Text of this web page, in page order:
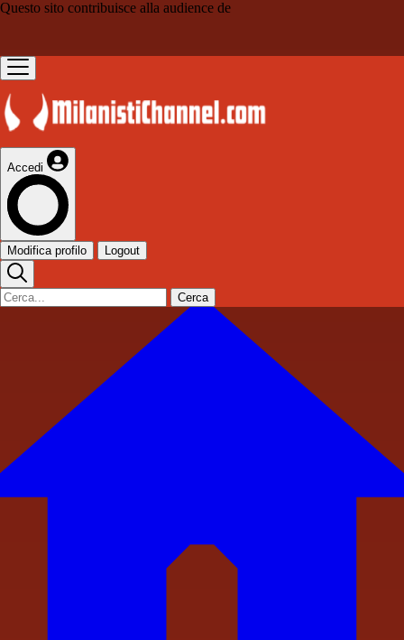
Questo sito contribuisce alla audience de
Accedi
Modifica profilo Logout
Cerca